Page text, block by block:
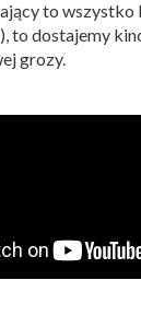
to wszystko
to dostajemy
grozy.